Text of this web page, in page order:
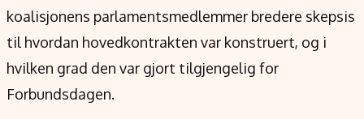
koalisjonens parlamentsmedlemmer bredere skepsis
til hvordan hovedkontrakten var konstruert, og i
hvilken grad den var gjort tilgjengelig for
Forbundsdagen.